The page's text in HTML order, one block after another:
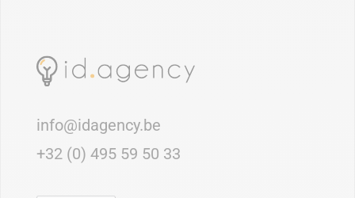
info@idagency.be
+32 (0) 495 59 50 33